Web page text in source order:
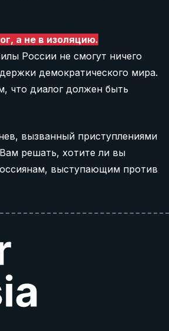
а не в изоляцию.
России не смогут ничего
демократического мира.
что диалог должен быть
вызванный приступлениями
решать, хотите ли вы
выступающим против